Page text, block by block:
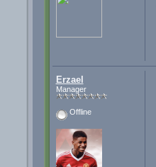
Erzael
Manager
Offline